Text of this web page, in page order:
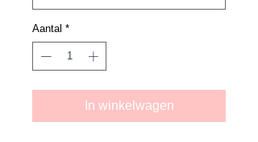
Aantal *
In winkelwagen